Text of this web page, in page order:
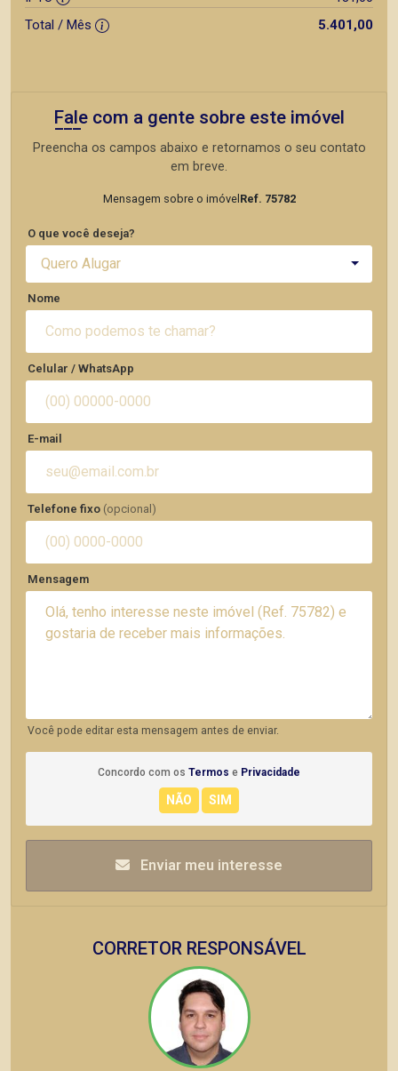
Total / Mês
5.401,00
Fale com a gente sobre este imóvel
Preencha os campos abaixo e retornamos o seu contato
em breve.
Mensagem sobre o imóvel Ref. 75782
O que você deseja?
Quero Alugar
Nome
Celular / WhatsApp
E-mail
Telefone fixo (opcional)
Mensagem
Você pode editar esta mensagem antes de enviar.
Concordo com os Termos e Privacidade
Enviar meu interesse
CORRETOR RESPONSÁVEL